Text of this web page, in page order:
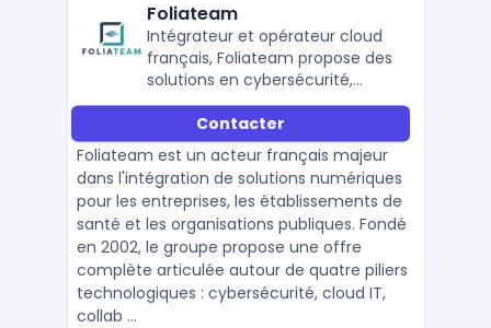
Foliateam
Intégrateur et opérateur cloud
français, Foliateam propose des
solutions en cybersécurité,
cloud IT, collaboration et
réseaux pour accompagner les
entreprises dans leur
transformation numérique.
Contacter
Foliateam est un acteur français majeur
dans l'intégration de solutions numériques
pour les entreprises, les établissements de
santé et les organisations publiques. Fondé
en 2002, le groupe propose une offre
complète articulée autour de quatre piliers
technologiques : cybersécurité, cloud IT,
collab ...